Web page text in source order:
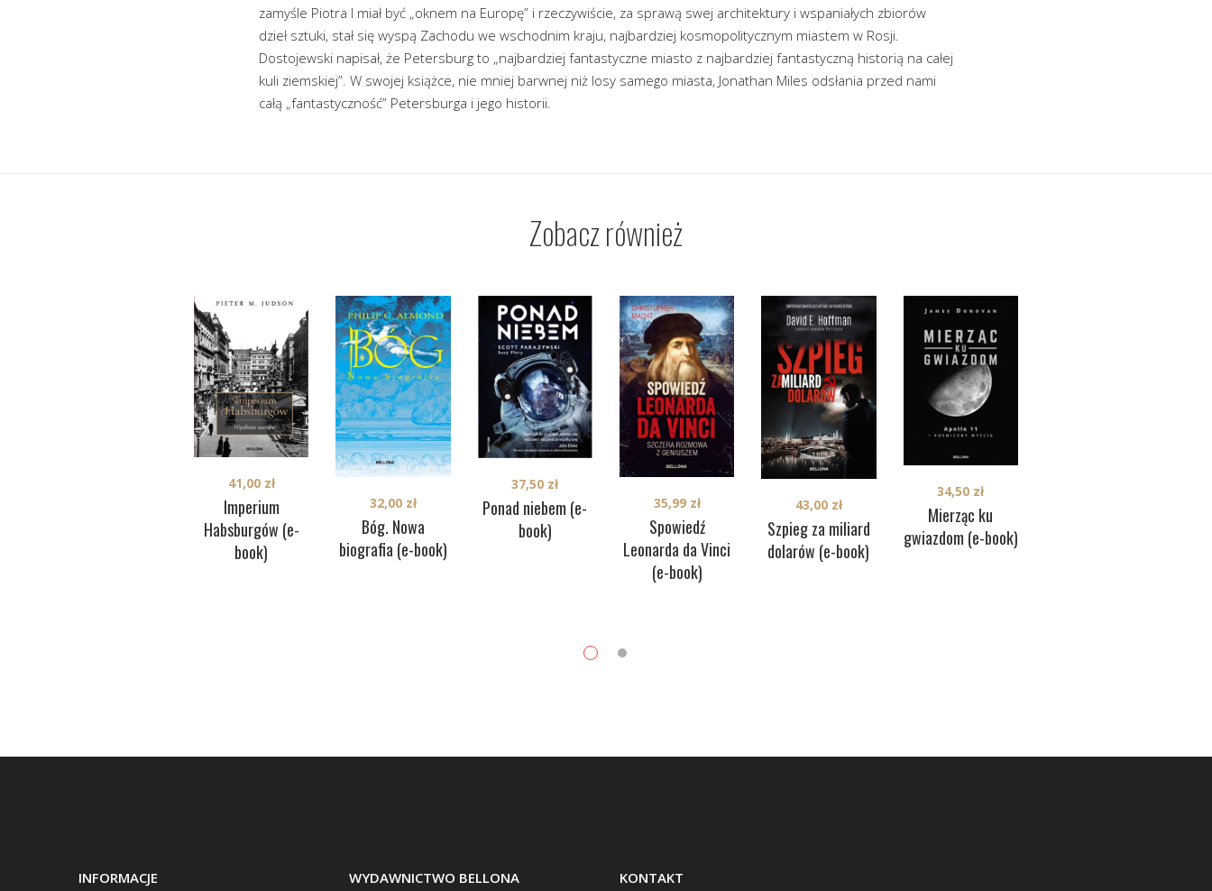
zamyśle Piotra I miał być „oknem na Europę” i rzeczywiście, za sprawą swej architektury i wspaniałych zbiorów
dzieł sztuki, stał się wyspą Zachodu we wschodnim kraju, najbardziej kosmopolitycznym miastem w Rosji.
Dostojewski napisał, że Petersburg to „najbardziej fantastyczne miasto z najbardziej fantastyczną historią na całej
kuli ziemskiej”. W swojej książce, nie mniej barwnej niż losy samego miasta, Jonathan Miles odsłania przed nami
całą „fantastyczność” Petersburga i jego historii.
Zobacz również
Imperium
Habsburgów (e-
book)
41,00 zł
Bóg. Nowa
biografia (e-book)
32,00 zł
Ponad niebem (e-
book)
37,50 zł
Spowiedź
Leonarda da Vinci
(e-book)
35,99 zł
Szpieg za miliard
dolarów (e-book)
43,00 zł
Mierząc ku
gwiazdom (e-book)
34,50 zł
INFORMACJE WYDAWNICTWO BELLONA KONTAKT